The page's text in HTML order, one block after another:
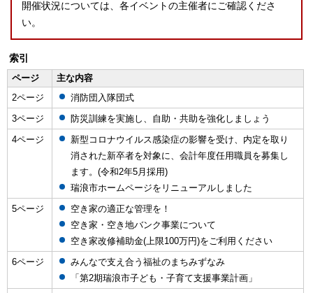
開催状況については、各イベントの主催者にご確認くださ
い。
索引
ページ
主な内容
2ページ
消防団入隊団式
3ページ
防災訓練を実施し、自助・共助を強化しましょう
4ページ
新型コロナウイルス感染症の影響を受け、内定を取り
消された新卒者を対象に、会計年度任用職員を募集し
ます。(令和2年5月採用)
瑞浪市ホームページをリニューアルしました
5ページ
空き家の適正な管理を！
空き家・空き地バンク事業について
空き家改修補助金(上限100万円)をご利用ください
6ページ
みんなで支え合う福祉のまちみずなみ
「第2期瑞浪市子ども・子育て支援事業計画」